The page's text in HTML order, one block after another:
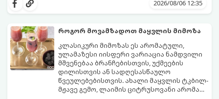
შეწვისას ფორმა იდეალურად შეინარჩუნოს
და არ დაიშალოს.
მომზადების დრო: 20 წუთი (დამატებით
მუხუდოს ჩალბობის დრო: 12-24 საათი)
შეწვის დრო: 10–15 წუთი ულუფა: 20–24 ცალი
ბურთულა (4–6 პორცია)
2026/08/06 12:35
როგორ მოვამზადოთ მაყვლის მიმოზა
კლასიკური მიმოზას ეს არომატული,
ულამაზესი იისფერი ვარიაცია ნამდვილი
მშვენებაა ბრანჩებისთვის, უქმეების
დილისთვის ან სადღესასწაულო
წვეულებებისთვის. ახალი მაყვლის ტკბილ-
მჟავე გემო, ლაიმის ციტრუსოვანი არომატი